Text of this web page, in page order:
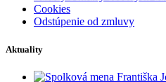
Cookies
Odstúpenie od zmluvy
Aktuality